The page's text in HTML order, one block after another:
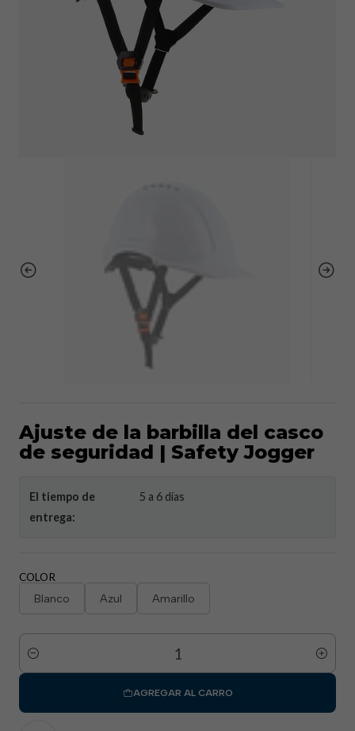
Ajuste de la barbilla del casco
de seguridad | Safety Jogger
El tiempo de
entrega:
5 a 6 días
COLOR
Blanco Azul Amarillo
Cantidad
AGREGAR AL CARRO